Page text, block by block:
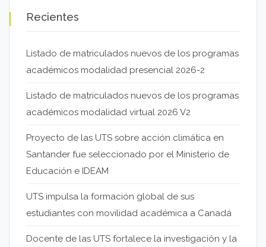
Recientes
Listado de matriculados nuevos de los programas
académicos modalidad presencial 2026-2
Listado de matriculados nuevos de los programas
académicos modalidad virtual 2026 V2
Proyecto de las UTS sobre acción climática en
Santander fue seleccionado por el Ministerio de
Educación e IDEAM
UTS impulsa la formación global de sus
estudiantes con movilidad académica a Canadá
Docente de las UTS fortalece la investigación y la